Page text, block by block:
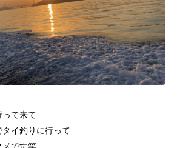
て来て
イ釣りに行って